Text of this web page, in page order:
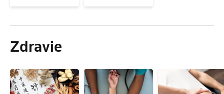
Zdravie